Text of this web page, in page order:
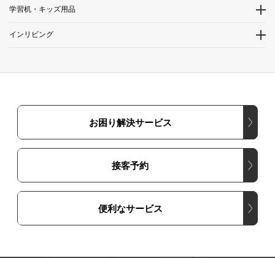
学習机・キッズ用品
インリビング
お困り解決サービス
接客予約
便利なサービス